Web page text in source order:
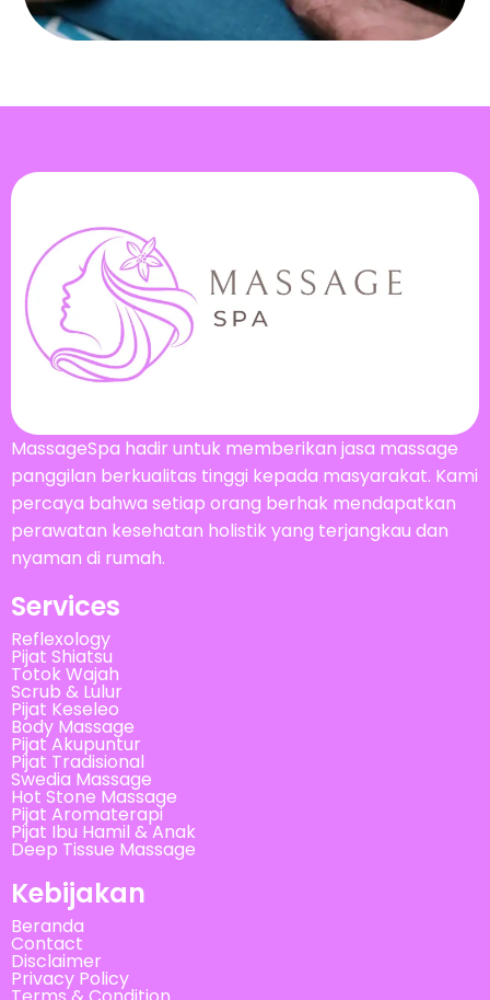
MassageSpa hadir untuk memberikan jasa massage
panggilan berkualitas tinggi kepada masyarakat. Kami
percaya bahwa setiap orang berhak mendapatkan
perawatan kesehatan holistik yang terjangkau dan
nyaman di rumah.
Services
Reflexology
Pijat Shiatsu
Totok Wajah
Scrub & Lulur
Pijat Keseleo
Body Massage
Pijat Akupuntur
Pijat Tradisional
Swedia Massage
Hot Stone Massage
Pijat Aromaterapi
Pijat Ibu Hamil & Anak
Deep Tissue Massage
Kebijakan
Beranda
Contact
Disclaimer
Privacy Policy